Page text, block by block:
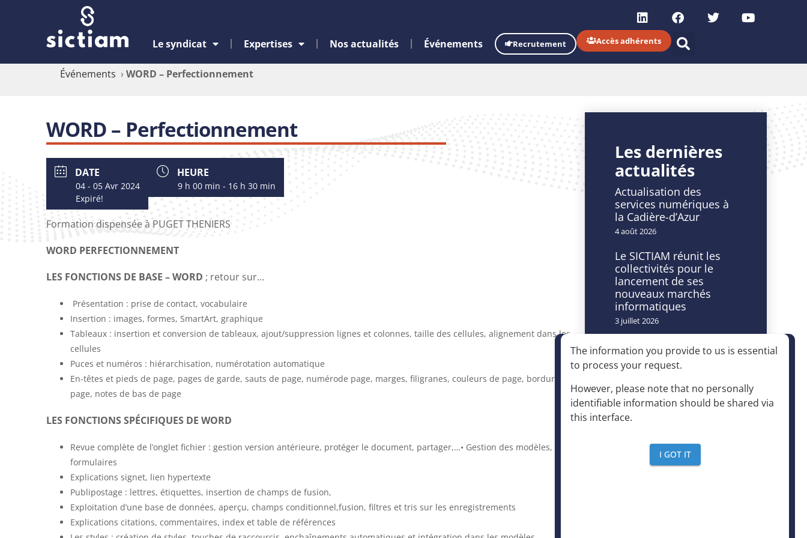
Le syndicat Expertises Nos actualités Événements Recrutement Accès adhérents
Événements › WORD – Perfectionnement
WORD – Perfectionnement
DATE
04 - 05 Avr 2024
Expiré!
HEURE
9 h 00 min - 16 h 30 min
Formation dispensée à PUGET THENIERS
WORD PERFECTIONNEMENT
LES FONCTIONS DE BASE – WORD ; retour sur…
Présentation : prise de contact, vocabulaire
Insertion : images, formes, SmartArt, graphique
Tableaux : insertion et conversion de tableaux, ajout/suppression lignes et colonnes, taille des cellules, alignement dans les
cellules
Puces et numéros : hiérarchisation, numérotation automatique
En-têtes et pieds de page, pages de garde, sauts de page, numérode page, marges, filigranes, couleurs de page, bordures de
page, notes de bas de page
LES FONCTIONS SPÉCIFIQUES DE WORD
Revue complète de l’onglet fichier : gestion version antérieure, protéger le document, partager,…• Gestion des modèles, des
formulaires
Explications signet, lien hypertexte
Publipostage : lettres, étiquettes, insertion de champs de fusion,
Exploitation d’une base de données, aperçu, champs conditionnel,fusion, filtres et tris sur les enregistrements
Explications citations, commentaires, index et table de références
Les dernières
actualités
Actualisation des
services numériques à
la Cadière-d’Azur
4 août 2026
Le SICTIAM réunit les
collectivités pour le
lancement de ses
nouveaux marchés
informatiques
3 juillet 2026
Caméras à lecture
automatisée de
plaques
d’immatriculation et
accès à la déchèterie :
un dispositif autorisé à
condition d’être
4 juin 2026
The information you provide to us is essential
to process your request.
However, please note that no personally
identifiable information should be shared via
this interface.
I GOT IT